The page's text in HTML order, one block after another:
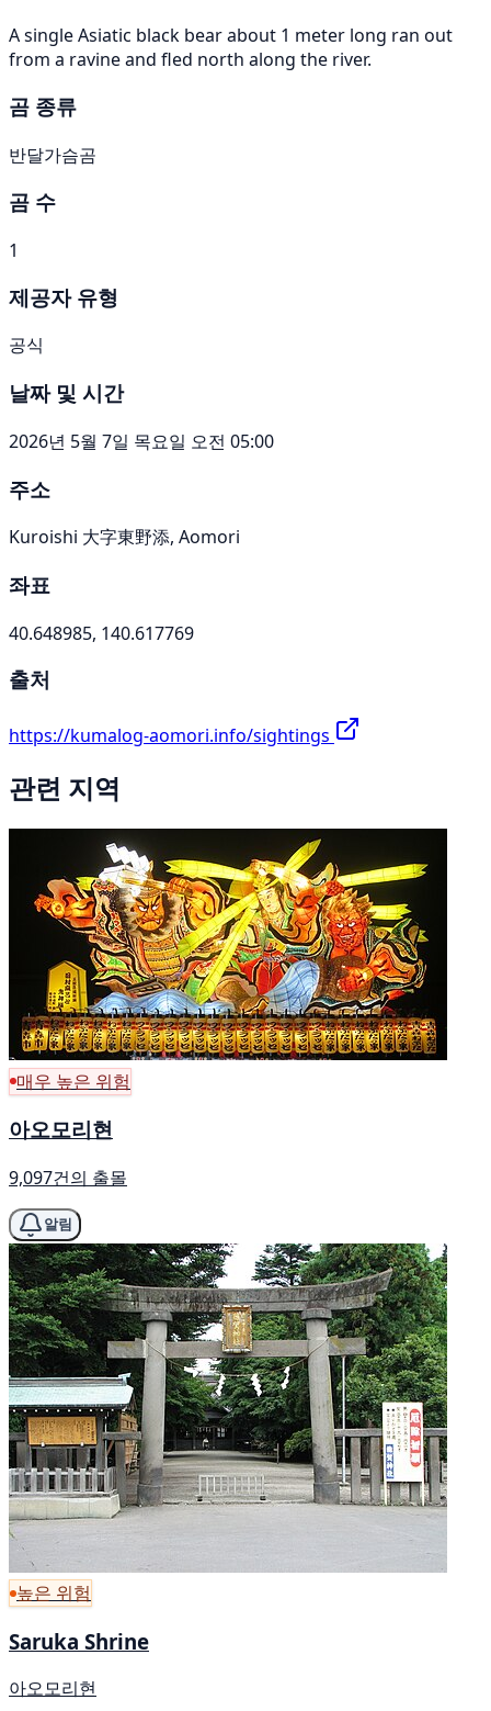
A single Asiatic black bear about 1 meter long ran out
from a ravine and fled north along the river.
곰 종류
반달가슴곰
곰 수
1
제공자 유형
공식
날짜 및 시간
2026년 5월 7일 목요일 오전 05:00
주소
Kuroishi 大字東野添, Aomori
좌표
40.648985, 140.617769
출처
https://kumalog-aomori.info/sightings
관련 지역
매우 높은 위험
아오모리현
9,097건의 출몰
알림
높은 위험
Saruka Shrine
아오모리현